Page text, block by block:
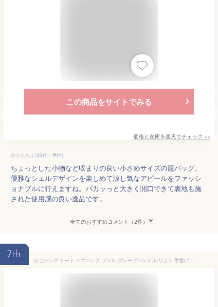
この商品をサイトでみる
価格と在庫を楽天でチェック >>
かりんちょ(50代・男性)
ちょっとした小物など収まりの良い小さめサイズの籠バッグ。
優雅なシェルデザインを楽しめて涼し気なアピールをファッシ
ョナブルに行えますね。パカッっと大きく開口できて裏地も施
された使用感の良い逸品です。
全てのおすすめコメント（2件）
7th
かごバッグ トート ミニバッグ フリル グレープハンドル リボン 手提げ おでかけ 買い物 旅行 ビーチ 夏 海 祭り ピクニック 軽量 雑材 麦わら ストロー キレイめ 上品 可愛い 留め具付き カジュアル 誕生日 プレゼント ギフト 母の日 6524861